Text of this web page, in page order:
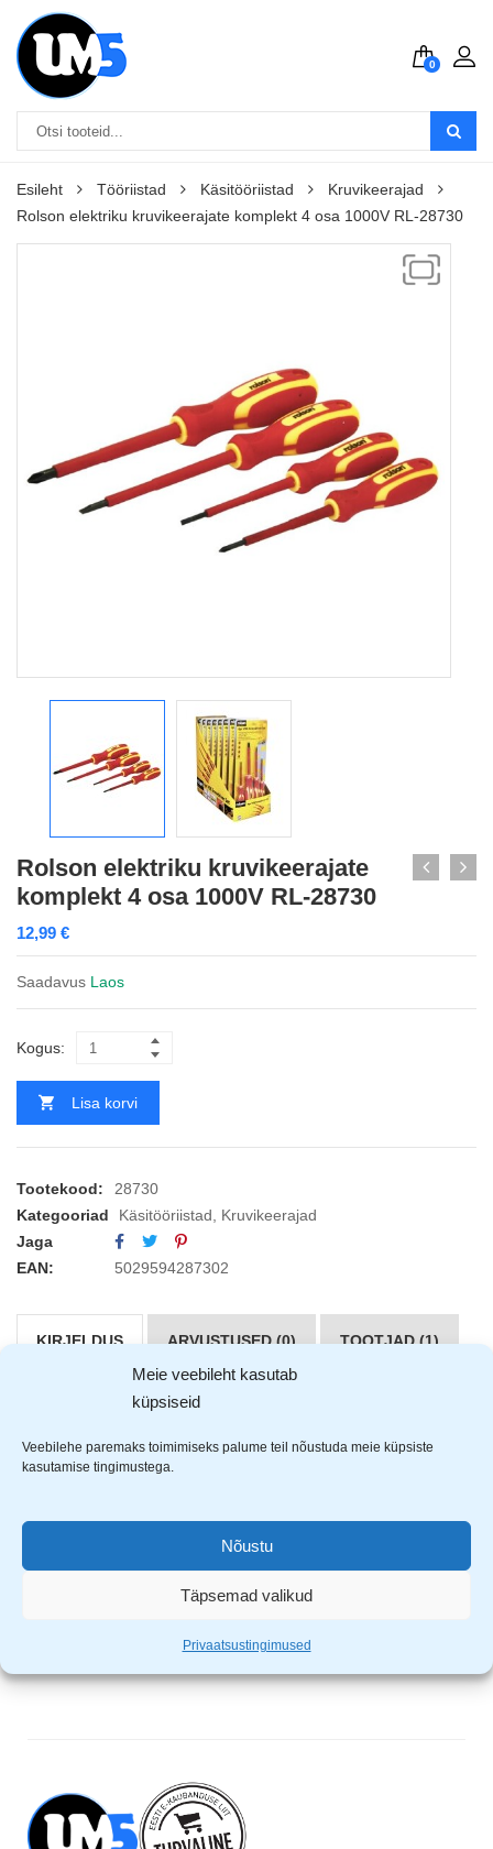
Meie veebileht kasutab
küpsiseid
Veebilehe paremaks toimimiseks palume teil nõustuda meie küpsiste
kasutamise tingimustega.
Nõustu
Täpsemad valikud
Privaatsustingimused
0
Esileht Tööriistad Käsitööriistad
Kruvikeerajad
Rolson elektriku kruvikeerajate komplekt 4 osa 1000V RL-28730
Rolson elektriku kruvikeerajate
komplekt 4 osa 1000V RL-28730
12,99 €
Saadavus Laos
Kogus:
Lisa korvi
Tootekood:
28730
Kategooriad
Käsitööriistad
Kruvikeerajad
Jaga
EAN:
5029594287302
KIRJELDUS ARVUSTUSED (0) TOOTJAD (1)
elektriku kruvkeerajate komplekt 4-osaline.
pehmed ja hea haardega käepidemed. Kruvikeerajad on
Ristpeaga kruvikeeraja suurused: PH0x75mm,